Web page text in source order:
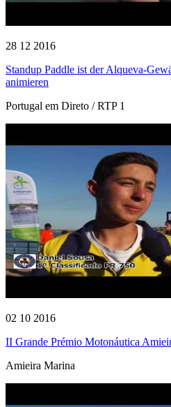
28 12 2016
Standup Paddle ist der Alqueva-
animieren
Portugal em Direto / RTP 1
02 10 2016
II Grande Prémio Motonáutica
Amieira Marina